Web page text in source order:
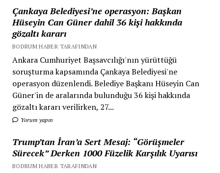
Çankaya Belediyesi’ne operasyon: Başkan
Hüseyin Can Güner dahil 36 kişi hakkında
gözaltı kararı
BODRUM HABER TARAFINDAN
Ankara Cumhuriyet Başsavcılığı'nın yürüttüğü
soruşturma kapsamında Çankaya Belediyesi'ne
operasyon düzenlendi. Belediye Başkanı Hüseyin Can
Güner'in de aralarında bulunduğu 36 kişi hakkında
gözaltı kararı verilirken, 27...
Yorum yapın
Trump’tan İran’a Sert Mesaj: “Görüşmeler
Sürecek” Derken 1000 Füzelik Karşılık Uyarısı
BODRUM HABER TARAFINDAN